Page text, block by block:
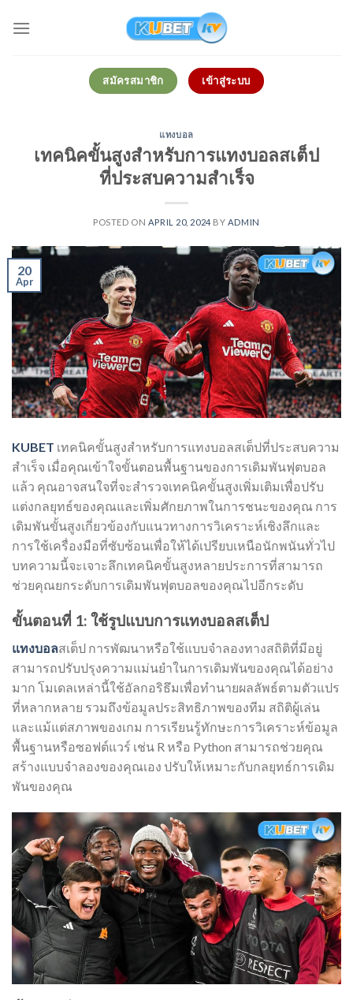
สมัครสมาชิก เข้าสู่ระบบ
แทงบอล
เทคนิคขั้นสูงสำหรับการแทงบอลสเต็ป
ที่ประสบความสำเร็จ
POSTED ON APRIL 20, 2024 BY ADMIN
20
Apr
KUBET เทคนิคขั้นสูงสำหรับการแทงบอลสเต็ปที่ประสบความ
สำเร็จ เมื่อคุณเข้าใจขั้นตอนพื้นฐานของการเดิมพันฟุตบอล
แล้ว คุณอาจสนใจที่จะสำรวจเทคนิคขั้นสูงเพิ่มเติมเพื่อปรับ
แต่งกลยุทธ์ของคุณและเพิ่มศักยภาพในการชนะของคุณ การ
เดิมพันขั้นสูงเกี่ยวข้องกับแนวทางการวิเคราะห์เชิงลึกและ
การใช้เครื่องมือที่ซับซ้อนเพื่อให้ได้เปรียบเหนือนักพนันทั่วไป
บทความนี้จะเจาะลึกเทคนิคขั้นสูงหลายประการที่สามารถ
ช่วยคุณยกระดับการเดิมพันฟุตบอลของคุณไปอีกระดับ
ขั้นตอนที่ 1: ใช้รูปแบบการแทงบอลสเต็ป
แทงบอลสเต็ป การพัฒนาหรือใช้แบบจำลองทางสถิติที่มีอยู่
สามารถปรับปรุงความแม่นยำในการเดิมพันของคุณได้อย่าง
มาก โมเดลเหล่านี้ใช้อัลกอริธึมเพื่อทำนายผลลัพธ์ตามตัวแปร
ที่หลากหลาย รวมถึงข้อมูลประสิทธิภาพของทีม สถิติผู้เล่น
และแม้แต่สภาพของเกม การเรียนรู้ทักษะการวิเคราะห์ข้อมูล
พื้นฐานหรือซอฟต์แวร์ เช่น R หรือ Python สามารถช่วยคุณ
สร้างแบบจำลองของคุณเอง ปรับให้เหมาะกับกลยุทธ์การเดิม
พันของคุณ